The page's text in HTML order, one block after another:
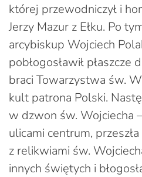
której przewodniczył i
Jerzy Mazur z Ełku. Po
arcybiskup Wojciech
pobłogosławił płaszcze
braci Towarzystwa św.
kult patrona Polski.
w dzwon św. Wojciecha
ulicami centrum,
z relikwiami św.
innych świętych i